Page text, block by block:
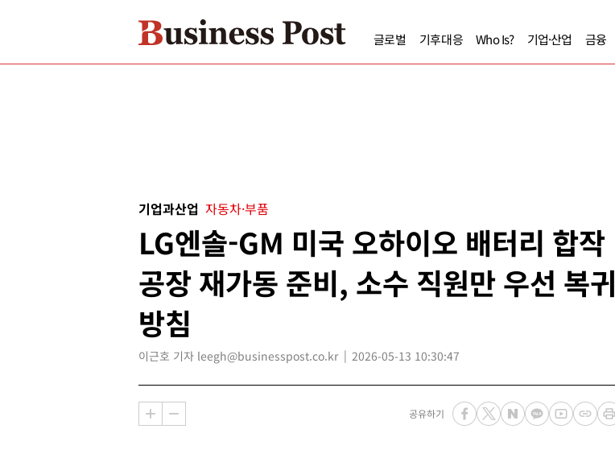
글로벌 기후대응 Who Is? 기업·산업 금융
기업과산업 자동차·부품
LG엔솔-GM 미국 오하이오 배터리 합작
공장 재가동 준비, 소수 직원만 우선 복귀
방침
이근호 기자 leegh@businesspost.co.kr 2026-05-13 10:30:47
공유하기